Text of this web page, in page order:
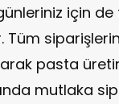
için de
pasta
mutlaka